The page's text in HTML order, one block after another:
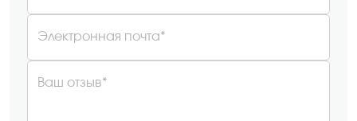
Электронная почта*
Ваш отзыв*